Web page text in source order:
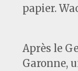
papier.
Après le
Garonne,